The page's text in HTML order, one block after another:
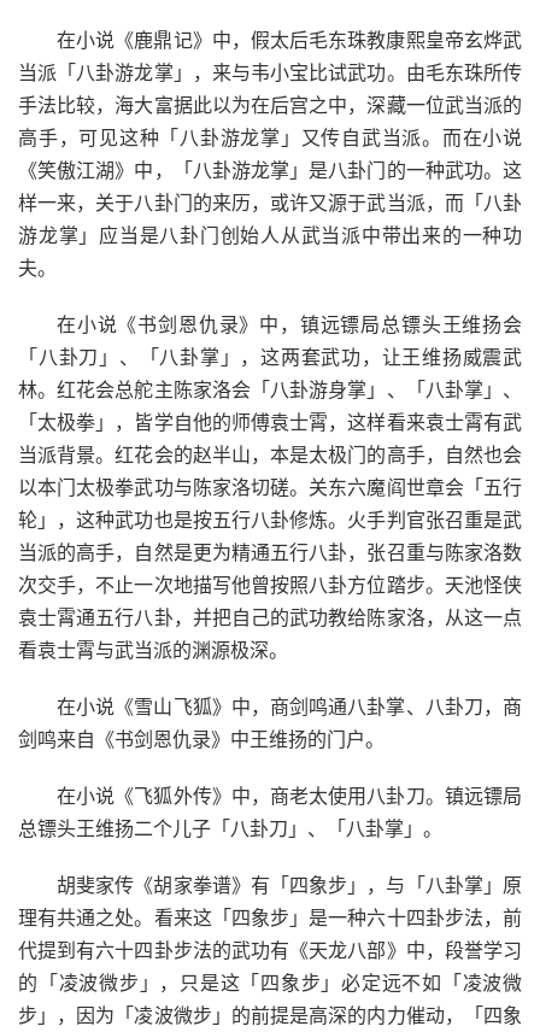
在小说《鹿鼎记》中，假太后毛东珠教康熙皇帝玄烨武
当派「八卦游龙掌」，来与韦小宝比试武功。由毛东珠所传
手法比较，海大富据此以为在后宫之中，深藏一位武当派的
高手，可见这种「八卦游龙掌」又传自武当派。而在小说
《笑傲江湖》中，「八卦游龙掌」是八卦门的一种武功。这
样一来，关于八卦门的来历，或许又源于武当派，而「八卦
游龙掌」应当是八卦门创始人从武当派中带出来的一种功
夫。
在小说《书剑恩仇录》中，镇远镖局总镖头王维扬会
「八卦刀」、「八卦掌」，这两套武功，让王维扬威震武
林。红花会总舵主陈家洛会「八卦游身掌」、「八卦掌」、
「太极拳」，皆学自他的师傅袁士霄，这样看来袁士霄有武
当派背景。红花会的赵半山，本是太极门的高手，自然也会
以本门太极拳武功与陈家洛切磋。关东六魔阎世章会「五行
轮」，这种武功也是按五行八卦修炼。火手判官张召重是武
当派的高手，自然是更为精通五行八卦，张召重与陈家洛数
次交手，不止一次地描写他曾按照八卦方位踏步。天池怪侠
袁士霄通五行八卦，并把自己的武功教给陈家洛，从这一点
看袁士霄与武当派的渊源极深。
在小说《雪山飞狐》中，商剑鸣通八卦掌、八卦刀，商
剑鸣来自《书剑恩仇录》中王维扬的门户。
在小说《飞狐外传》中，商老太使用八卦刀。镇远镖局
总镖头王维扬二个儿子「八卦刀」、「八卦掌」。
胡斐家传《胡家拳谱》有「四象步」，与「八卦掌」原
理有共通之处。看来这「四象步」是一种六十四卦步法，前
代提到有六十四卦步法的武功有《天龙八部》中，段誉学习
的「凌波微步」，只是这「四象步」必定远不如「凌波微
步」，因为「凌波微步」的前提是高深的内力催动，「四象